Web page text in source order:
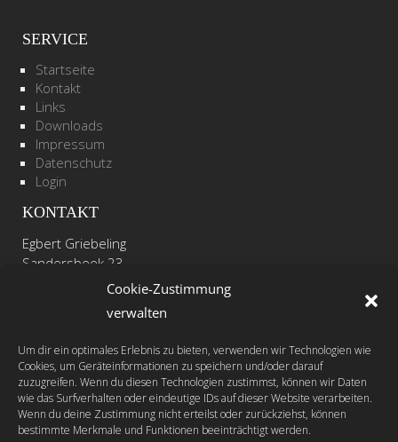
Cookie-Zustimmung
verwalten
Um dir ein optimales Erlebnis zu bieten, verwenden wir Technologien wie
Cookies, um Geräteinformationen zu speichern und/oder darauf
zuzugreifen. Wenn du diesen Technologien zustimmst, können wir Daten
wie das Surfverhalten oder eindeutige IDs auf dieser Website verarbeiten.
Wenn du deine Zustimmung nicht erteilst oder zurückziehst, können
bestimmte Merkmale und Funktionen beeinträchtigt werden.
SERVICE
Startseite
Kontakt
Links
Downloads
Impressum
Datenschutz
Login
KONTAKT
Egbert Griebeling
Sandersbeek 23
37085 Göttingen
Telefon: +49 - (0)551 - 48 80 52 28
Mobil: +49 - (0)171 - 41 31 311
Fax: +49 - (0)551 - 48 80 52 29
info@animovida.de
www.animovida.de
FOLLOW US